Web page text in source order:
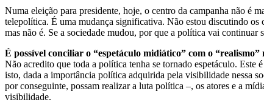
Numa eleição para presidente, hoje, o centro da campanha não é
telepolítica. É uma mudança significativa. Não estou discutindo os
mas não é. Se a sociedade mudou, por que a política vai
É possível conciliar o “espetáculo midiático” com o “realismo”
Não acredito que toda a política tenha se tornado espetáculo. Este
isto, dada a importância política adquirida pela visibilidade nessa
por conseguinte, possam realizar a luta política –, os atores e a
visibilidade.